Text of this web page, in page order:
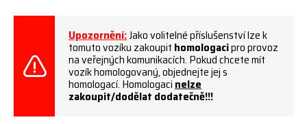
Upozornění:Jako volitelné příslušenství lze k
tomuto vozíku zakoupit homologacipro provoz
na veřejných komunikacích. Pokud chcete mít
vozík homologovaný, objednejte jej s
homologací. Homologacinelze
zakoupit/dodělat dodatečně!!!